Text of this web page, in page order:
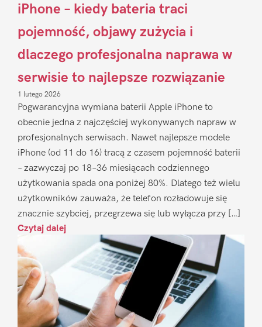
iPhone – kiedy bateria traci
pojemność, objawy zużycia i
dlaczego profesjonalna naprawa w
serwisie to najlepsze rozwiązanie
1 lutego 2026
Pogwarancyjna wymiana baterii Apple iPhone to
obecnie jedna z najczęściej wykonywanych napraw w
profesjonalnych serwisach. Nawet najlepsze modele
iPhone (od 11 do 16) tracą z czasem pojemność baterii
– zazwyczaj po 18–36 miesiącach codziennego
użytkowania spada ona poniżej 80%. Dlatego też wielu
użytkowników zauważa, że telefon rozładowuje się
znacznie szybciej, przegrzewa się lub wyłącza przy […]
Czytaj dalej